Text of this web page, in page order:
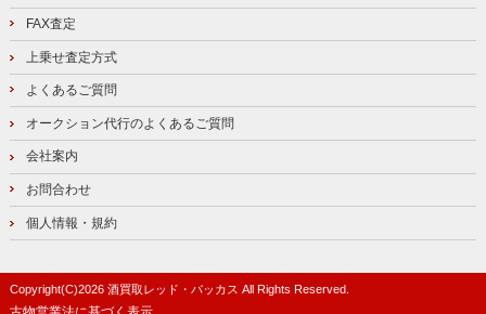
FAX査定
上乗せ査定方式
よくあるご質問
オークション代行のよくあるご質問
会社案内
お問合わせ
個人情報・規約
Copyright(C)2026 酒買取レッド・バッカス All Rights Reserved.